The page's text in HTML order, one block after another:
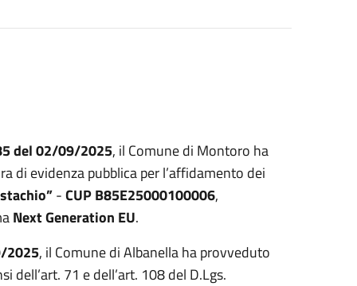
del 02/09/2025, il Comune di Montoro ha
di evidenza pubblica per l’affidamento dei
-CUP B85E25000100006,
Next Generation EU.
2025, il Comune di Albanella ha provveduto
dell’art. 71 e dell’art. 108 del D.Lgs.